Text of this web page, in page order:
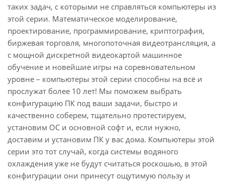
таких задач, с которыми не справляться компьютеры из
этой серии. Математическое моделирование,
проектирование, программирование, криптография,
биржевая торговля, многопоточная видеотрансляция, а
с мощной дискретной видеокартой машинное
обучение и новейшие игры на соревновательном
уровне – компьютеры этой серии способны на всё и
прослужат более 10 лет! Мы поможем выбрать
конфигурацию ПК под ваши задачи, быстро и
качественно соберем, тщательно протестируем,
установим ОС и основной софт и, если нужно,
доставим и установим ПК у вас дома. Компьютеры этой
серии это тот случай, когда системы водяного
охлаждения уже не будут считаться роскошью, в этой
конфигурации они принесут ощутимую пользу и